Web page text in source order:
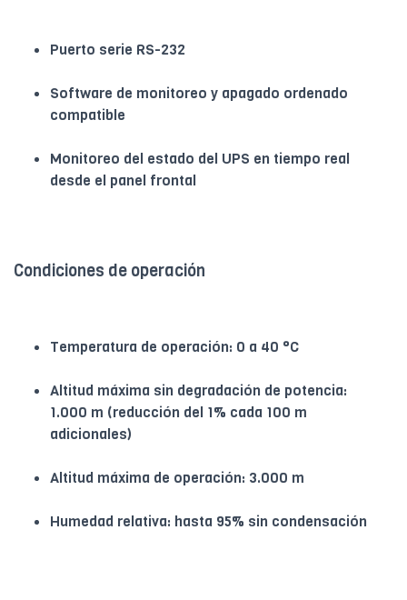
Puerto serie RS-232
Software de monitoreo y apagado ordenado
compatible
Monitoreo del estado del UPS en tiempo real
desde el panel frontal
Condiciones de operación
Temperatura de operación: 0 a 40 °C
Altitud máxima sin degradación de potencia:
1.000 m (reducción del 1% cada 100 m
adicionales)
Altitud máxima de operación: 3.000 m
Humedad relativa: hasta 95% sin condensación